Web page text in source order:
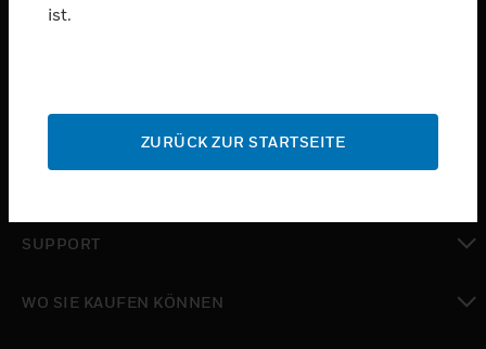
PRODUKTE
toggle view
toggle view
toggle view
SUPPORT
WO SIE KAUFEN KÖNNEN
ist.
ZURÜCK ZUR STARTSEITE